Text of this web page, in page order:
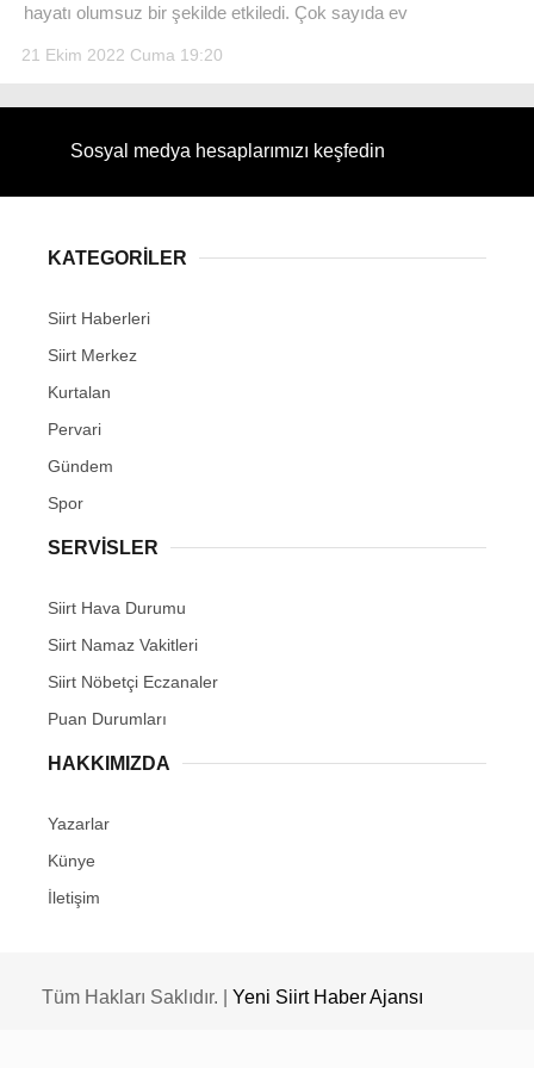
Facebook
hayatı olumsuz bir şekilde etkiledi. Çok sayıda ev
21 Ekim 2022 Cuma 19:20
Sosyal medya hesaplarımızı keşfedin
KATEGORİLER
Siirt Haberleri
Siirt Merkez
Kurtalan
Pervari
Gündem
Spor
SERVİSLER
Siirt Hava Durumu
Siirt Namaz Vakitleri
Siirt Nöbetçi Eczanaler
Puan Durumları
HAKKIMIZDA
Yazarlar
Künye
İletişim
Tüm Hakları Saklıdır. | Yeni Siirt Haber Ajansı